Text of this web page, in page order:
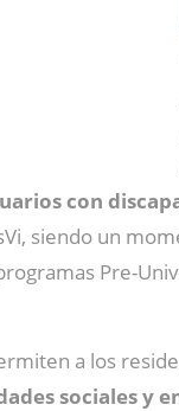
con
siendo un
Pre-
a los
sociales y